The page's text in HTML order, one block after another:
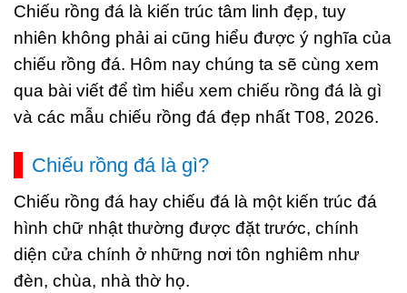
Chiếu rồng đá là kiến trúc tâm linh đẹp, tuy
nhiên không phải ai cũng hiểu được ý nghĩa của
chiếu rồng đá. Hôm nay chúng ta sẽ cùng xem
qua bài viết để tìm hiểu xem chiếu rồng đá là gì
và các mẫu chiếu rồng đá đẹp nhất T08, 2026.
Chiếu rồng đá là gì?
Chiếu rồng đá hay chiếu đá là một kiến trúc đá
hình chữ nhật thường được đặt trước, chính
diện cửa chính ở những nơi tôn nghiêm như
đèn, chùa, nhà thờ họ.